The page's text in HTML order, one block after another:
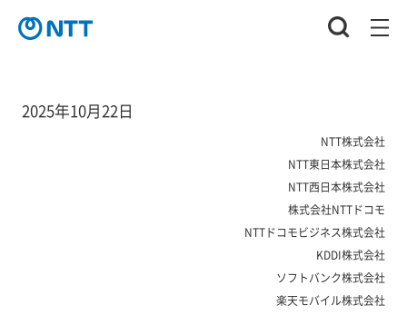
2025年10月22日
NTT株式会社
NTT東日本株式会社
NTT西日本株式会社
株式会社NTTドコモ
NTTドコモビジネス株式会社
KDDI株式会社
ソフトバンク株式会社
楽天モバイル株式会社